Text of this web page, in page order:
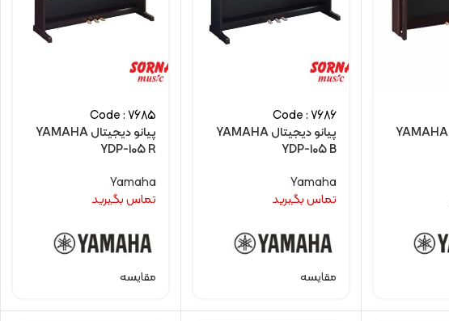
پیانو دیجیتال YAMAHA
Code : 7686
پیانو دیجیتال YAMAHA
YDP-105 B
Yamaha
تماس بگیرید
مقایسه
Code : 7685
پیانو دیجیتال YAMAHA
YDP-105 R
Yamaha
تماس بگیرید
مقایسه